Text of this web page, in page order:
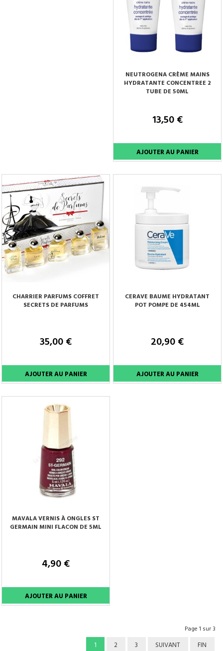
NEUTROGENA CRÈME MAINS
HYDRATANTE CONCENTREE 2
TUBE DE 50ML
13,50 €
CHARRIER PARFUMS COFFRET
SECRETS DE PARFUMS
35,00 €
CERAVE BAUME HYDRATANT
POT POMPE DE 454ML
20,90 €
MAVALA VERNIS À ONGLES ST
GERMAIN MINI FLACON DE 5ML
4,90 €
Page 1 sur 3
1 2 3 SUIVANT FIN